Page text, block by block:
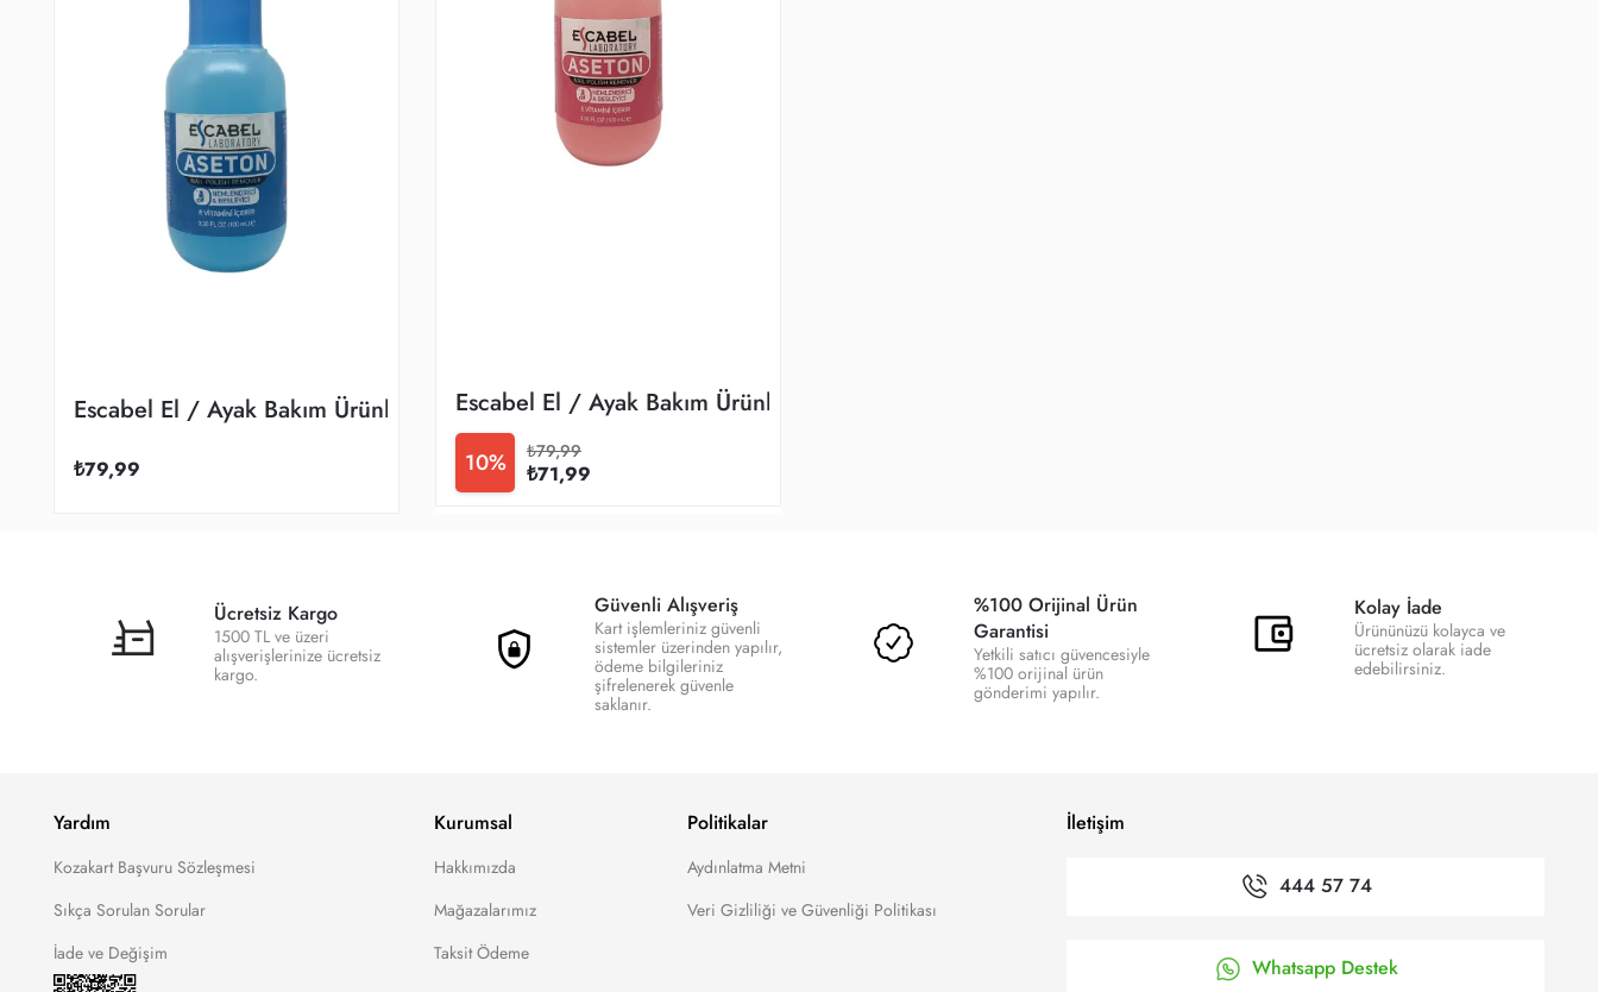
Escabel El / Ayak Bakım Ürünleri
₺79,99
Escabel El / Ayak Bakım Ürünleri
10% ₺71,99
₺79,99
Ücretsiz Kargo
1500 TL ve üzeri
alışverişlerinize ücretsiz
kargo.
Güvenli Alışveriş
Kart işlemleriniz güvenli
sistemler üzerinden yapılır,
ödeme bilgileriniz
şifrelenerek güvenle
saklanır.
%100 Orijinal Ürün
Garantisi
Yetkili satıcı güvencesiyle
%100 orijinal ürün
gönderimi yapılır.
Kolay İade
Ürününüzü kolayca ve
ücretsiz olarak iade
edebilirsiniz.
Yardım
Kozakart Başvuru Sözleşmesi
Sıkça Sorulan Sorular
İade ve Değişim
Kurumsal
Hakkımızda
Mağazalarımız
Taksit Ödeme
Politikalar
Aydınlatma Metni
Veri Gizliliği ve Güvenliği Politikası
İletişim
444 57 74
Whatsapp Destek